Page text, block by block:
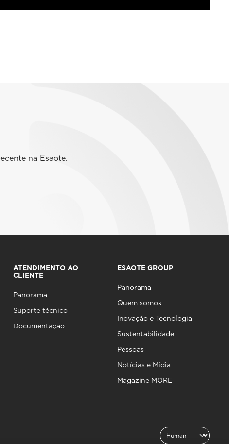
na Esaote.
ATENDIMENTO AO
CLIENTE
Panorama
Suporte técnico
Documentação
ESAOTE GROUP
Panorama
Quem somos
Inovação e Tecnologia
Sustentabilidade
Pessoas
Notícias e Mídia
Magazine MORE